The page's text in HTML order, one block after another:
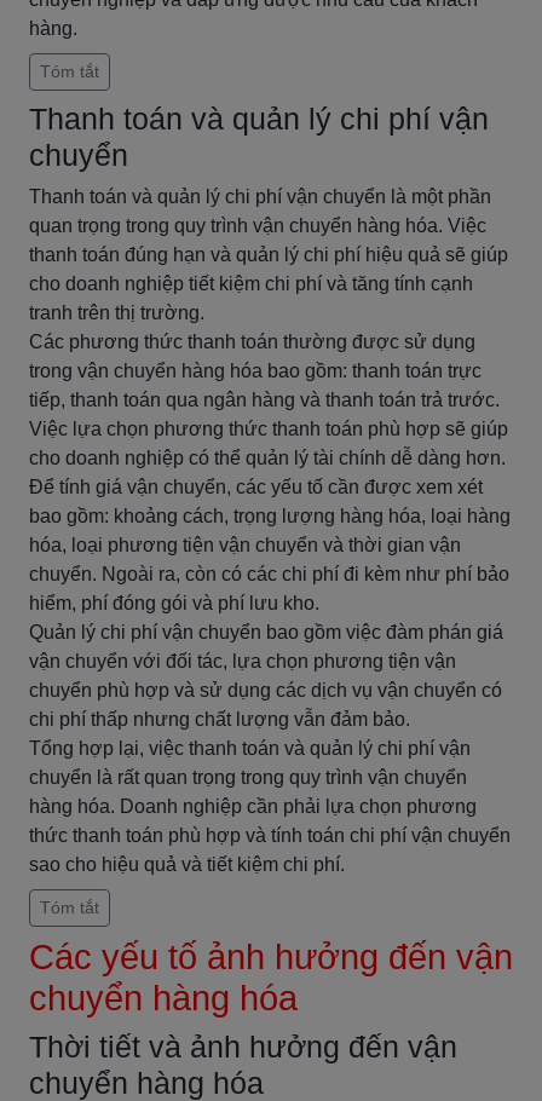
hàng.
Tóm tắt
Thanh toán và quản lý chi phí vận
chuyển
Thanh toán và quản lý chi phí vận chuyển là một phần
quan trọng trong quy trình vận chuyển hàng hóa. Việc
thanh toán đúng hạn và quản lý chi phí hiệu quả sẽ giúp
cho doanh nghiệp tiết kiệm chi phí và tăng tính cạnh
tranh trên thị trường.
Các phương thức thanh toán thường được sử dụng
trong vận chuyển hàng hóa bao gồm: thanh toán trực
tiếp, thanh toán qua ngân hàng và thanh toán trả trước.
Việc lựa chọn phương thức thanh toán phù hợp sẽ giúp
cho doanh nghiệp có thể quản lý tài chính dễ dàng hơn.
Để tính giá vận chuyển, các yếu tố cần được xem xét
bao gồm: khoảng cách, trọng lượng hàng hóa, loại hàng
hóa, loại phương tiện vận chuyển và thời gian vận
chuyển. Ngoài ra, còn có các chi phí đi kèm như phí bảo
hiểm, phí đóng gói và phí lưu kho.
Quản lý chi phí vận chuyển bao gồm việc đàm phán giá
vận chuyển với đối tác, lựa chọn phương tiện vận
chuyển phù hợp và sử dụng các dịch vụ vận chuyển có
chi phí thấp nhưng chất lượng vẫn đảm bảo.
Tổng hợp lại, việc thanh toán và quản lý chi phí vận
chuyển là rất quan trọng trong quy trình vận chuyển
hàng hóa. Doanh nghiệp cần phải lựa chọn phương
thức thanh toán phù hợp và tính toán chi phí vận chuyển
sao cho hiệu quả và tiết kiệm chi phí.
Tóm tắt
Các yếu tố ảnh hưởng đến vận
chuyển hàng hóa
Thời tiết và ảnh hưởng đến vận
chuyển hàng hóa